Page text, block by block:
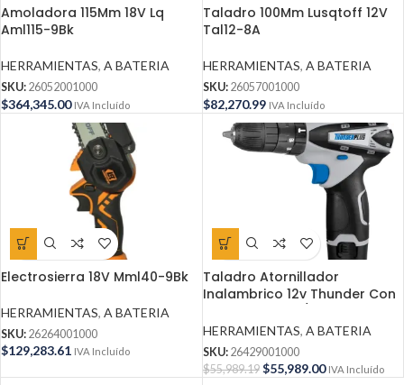
Amoladora 115Mm 18V Lq
Aml115-9Bk
HERRAMIENTAS, A BATERIA
SKU: 26052001000
$364,345.00 IVA Incluído
Taladro 100Mm Lusqtoff 12V
Tal12-8A
HERRAMIENTAS, A BATERIA
SKU: 26057001000
$82,270.99 IVA Incluído
Electrosierra 18V Mml40-9Bk
HERRAMIENTAS, A BATERIA
SKU: 26264001000
$129,283.61 IVA Incluído
Taladro Atornillador
Inalambrico 12v Thunder Con
HERRAMIENTAS, A BATERIA
SKU: 26429001000
$55,989.19 $55,989.00 IVA Incluído